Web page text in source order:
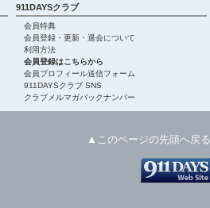
911DAYSクラブ
会員特典
会員登録・更新・退会について
利用方法
会員登録はこちらから
会員プロフィール送信フォーム
911DAYSクラブ SNS
クラブメルマガバックナンバー
▲このページの先頭へ戻る